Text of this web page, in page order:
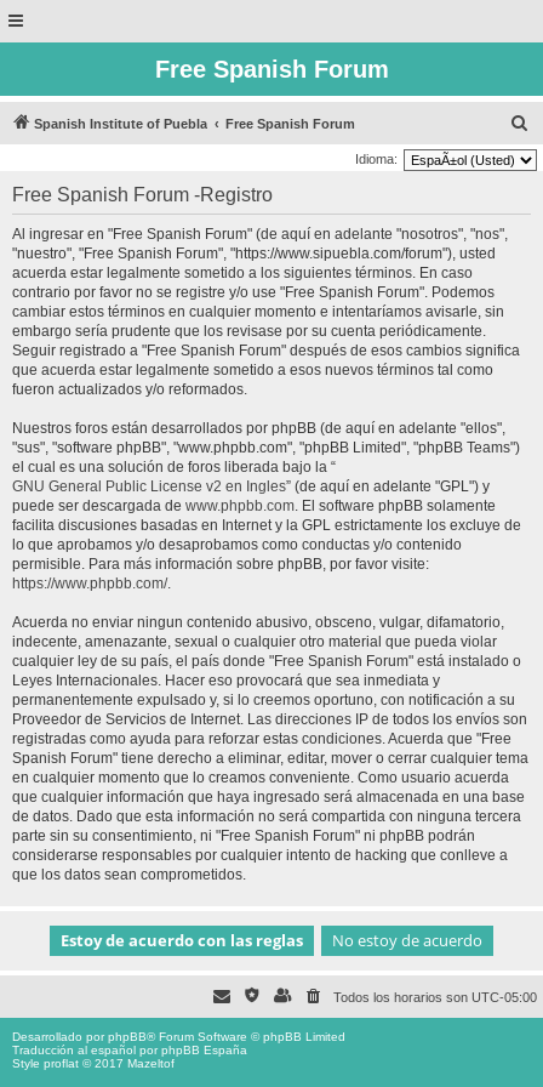
Free Spanish Forum
Spanish Institute of Puebla Free Spanish Forum
u
Idioma:
Free Spanish Forum -Registro
Al ingresar en "Free Spanish Forum" (de aquí en adelante "nosotros", "nos",
"nuestro", "Free Spanish Forum", "https://www.sipuebla.com/forum"), usted
acuerda estar legalmente sometido a los siguientes términos. En caso
contrario por favor no se registre y/o use "Free Spanish Forum". Podemos
cambiar estos términos en cualquier momento e intentaríamos avisarle, sin
embargo sería prudente que los revisase por su cuenta periódicamente.
Seguir registrado a "Free Spanish Forum" después de esos cambios significa
que acuerda estar legalmente sometido a esos nuevos términos tal como
fueron actualizados y/o reformados.
Nuestros foros están desarrollados por phpBB (de aquí en adelante "ellos",
"sus", "software phpBB", "www.phpbb.com", "phpBB Limited", "phpBB Teams")
el cual es una solución de foros liberada bajo la “
GNU General Public License v2 en Ingles” (de aquí en adelante "GPL") y
puede ser descargada de www.phpbb.com. El software phpBB solamente
facilita discusiones basadas en Internet y la GPL estrictamente los excluye de
lo que aprobamos y/o desaprobamos como conductas y/o contenido
permisible. Para más información sobre phpBB, por favor visite:
https://www.phpbb.com/.
Acuerda no enviar ningun contenido abusivo, obsceno, vulgar, difamatorio,
indecente, amenazante, sexual o cualquier otro material que pueda violar
cualquier ley de su país, el país donde "Free Spanish Forum" está instalado o
Leyes Internacionales. Hacer eso provocará que sea inmediata y
permanentemente expulsado y, si lo creemos oportuno, con notificación a su
Proveedor de Servicios de Internet. Las direcciones IP de todos los envíos son
registradas como ayuda para reforzar estas condiciones. Acuerda que "Free
Spanish Forum" tiene derecho a eliminar, editar, mover o cerrar cualquier tema
en cualquier momento que lo creamos conveniente. Como usuario acuerda
que cualquier información que haya ingresado será almacenada en una base
de datos. Dado que esta información no será compartida con ninguna tercera
parte sin su consentimiento, ni "Free Spanish Forum" ni phpBB podrán
considerarse responsables por cualquier intento de hacking que conlleve a
que los datos sean comprometidos.
Todos los horarios son UTC-05:00
Desarrollado porphpBB® Forum Software © phpBB Limited
Traducción al español porphpBB España
Style proflat © 2017 Mazeltof